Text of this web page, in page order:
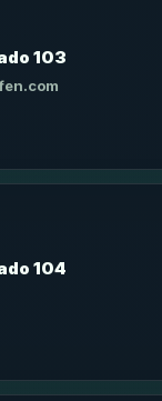
103
104